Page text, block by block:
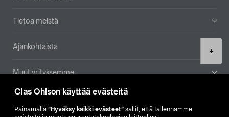
Clas Ohlson käyttää evästeitä
Painamalla ”Hyväksy kaikki evästeet” sallit, että tallennamme
+
Tietoa meistä
Ajankohtaista
Muut yrityksemme
Etsi myymälä